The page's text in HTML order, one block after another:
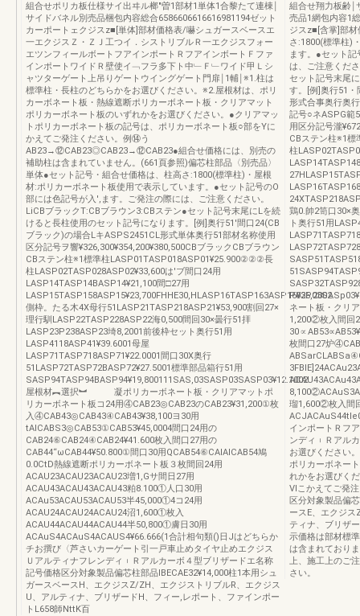
組合せポリカ板仕様サイ出ヰル榔"曽1部材1単体1合黎たて連棟￨
サイドバネル別売品梱包内容総合6586606616616981194ゼット
カーポートェクジスz■[単体]部材価格表/嚇シュガースベースエ
一エクジスＺ・ＺＪ工つイ．シストリブルＲ一エクジスフォー
エツンフィールボートフアインポートＲフアインボートＦファ
インポートワイドＲ壁使イ﹁フラ多下ト中﹂Ｆ﹂ワイド甲Ｌシ
ャツターゲート上吊りゲートウイングゲート門扉￨1輔￨※1.柱は
標準柱・長柱のどちらかをお選びください。※2.屋根材は、ポリ
カーボネート板・熱線遮断ポリカーボネート板・クリアマット
ポリカーボネート板のいずれかをお選びください。●クリアマッ
トポリカーボネート板の記号は、ポリカーボネート板○部をYに
かえてご発注ください。例⑭う
AB23→⑫CAB23◎CAB23→⑫CAB23●組合せ価格には、別売の
補助柱は含まれていません。(661頁参照)偏芯柱部品〈別売品〉
単体●セット記号・組合せ価格は、柱高さ:1800(標準柱)・屋根
材:ポリカーボネート板使用で表示しています。●セット記号のO
部には色記号が入',ます。ご発注の際には、ご注意ください。
LiCBブラックT:CBブラウン3:CBステン●セット記号末尾にLを続
けると長柱使用のセット記号になります。[例]奥行51'間口24(CB
ブラック)の場合LキASPS2451CL形式単体奥行51部材名称使用
区分記号ヲ響¥326,300¥354,200¥380,500CBブラックCBブラウン
CBステン柱※1標準柱LASP01TASP018ASP01¥25.900②②②長
柱LASP02TASP028ASP02¥33,600は'ブ間口24用
LASP14TASP14BASP14¥21,100間□27用
LASP15TASP158ASP15¥23,700FHHE30,HLASP16TASP163ASP16¥26,2002
側枠。たる木4X母行51LASP21TASP218ASP21¥53,900割回27×
理行馴LASP22TASP228ASP22海0,500間回30×曇行51拝
LASP23P238ASP23埼8,2001前後枠セット奥行51用
LASP4118ASP41¥39.6001母屋
LASP71TASP718ASP71¥22.0001間口30X奥行
51LASP72TASP72BASP72¥27.5001標準部品箱行51用
SASP94TASP94BASP94¥19,800111SAS,03SASP03SASP03¥12.1002
屋根材︻選択︼ 凝ポリカーボネート板・クリアマットポ
リカーボネート板コ24用④CAB23◎CAB23のCAB23¥31,200①枚
入④CAB43◎CAB43④CAB43¥38,100ヨ30用
tAICABS3◎CAB53①CAB53¥45,0004間口24用の
CAB24⑥CAB24④CAB24¥41.600枚入間口27用の
CAB44“ωCAB44¥50.800①間口30用QCAB54⑥CAlAICAB54鳩
0.0CtD熱線遮断ポリカーボネート板３枚間回24用
ACAU23ACAU23ACAU23増1,Gサ間日27用
ACAU43ACAU43ACAU43粕8.100①人口30用
ACAu53ACAU53ACAU53半45,000①4コ24用
ACAU24ACAU24ACAU24沼1,600①枚入
ACAU44ACAU44ACAU44半50,800①膚日30用
ACAuS4ACAuS4ACAUS4¥66.666(1合計相句類()日Jはどちらか
チお撰び〈芦さいカーゲート引一戸車止めタイヤ止めエクジス
Ｕアルティナフレンディ︲Ｒアルカーボ４型ブリザードエ名称
記号価格区分対象製品偏芯柱部品IBECAE32¥14,000柱1本用シュ
ガースベースH、エクジスZ/ZH、エクジストリブルR、エクジス
U、アルティナ、ブリザードH、フィー,レポート、ファインポー
トL658師NttK百
組合せ翔力板齢￨
売品1網包内容1
ジスz■[含掌]部
さ:1800(標準柱)
ます。●セット
は、ご注意くだ
セット記号末尾
す。[例]奥行51
形式合事奥行奥
記号○ネASPG範
用区分記号瀧
CBステン柱※1
柱
鶏0.帥2笥口30×
ト奥行51用
ネート板・クリ
1,200②枚入間回
枚間口27炉
瑠1,600②枚入間
インポートＲフ
ンディ︲Ｒアル
お選びください
ポリカーボネー
れかをお選びく
Ⅵこかえてご発注
区分対象製品偏
ースE、エクジ
ティナ、ブリザ
示価格は部材標
は含まれており
上、施工上のご
さい。